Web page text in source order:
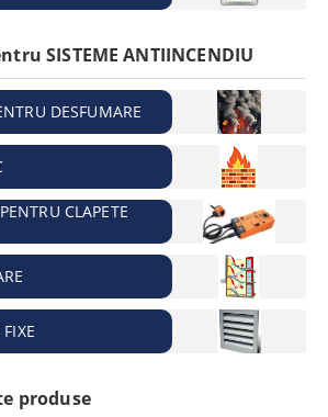
SISTEME ANTIINCENDIU
DESFUMARE
CLAPETE
produse